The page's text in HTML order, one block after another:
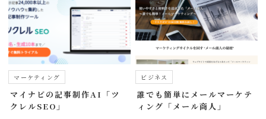
マーケティング
マイナビの記事制作AI「ツ
クレルSEO」
ビジネス
誰でも簡単にメールマーケテ
ィング「メール商人」